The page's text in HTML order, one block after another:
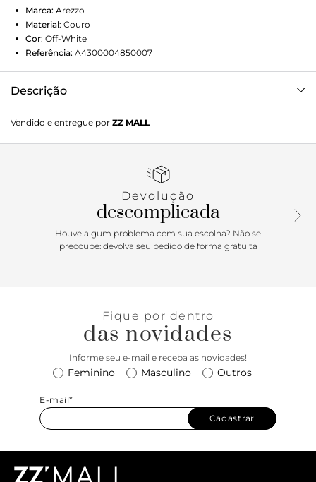
Marca: Arezzo
Material: Couro
Cor: Off-White
Referência: A4300004850007
Descrição
possui interno com monograma personalizado da marca.
Traz fivela metálica dourada, geométrica e vazada. Para uso
Vendido e entregue por ZZ MALL
Devolução
descomplicada
Houve algum problema com sua escolha? Não se
preocupe: devolva seu pedido de forma gratuita
Fique por dentro
das novidades
Informe seu e-mail e receba as novidades!
Feminino Masculino Outros
E-mail*
Cadastrar